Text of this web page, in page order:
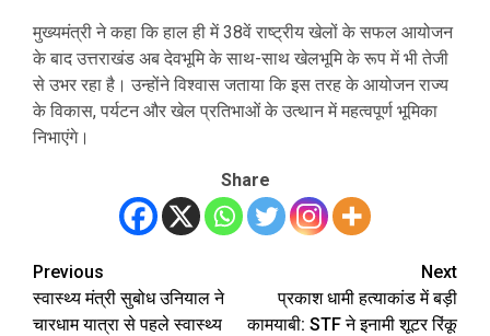
मुख्यमंत्री ने कहा कि हाल ही में 38वें राष्ट्रीय खेलों के सफल आयोजन
के बाद उत्तराखंड अब देवभूमि के साथ-साथ खेलभूमि के रूप में भी तेजी
से उभर रहा है। उन्होंने विश्वास जताया कि इस तरह के आयोजन राज्य
के विकास, पर्यटन और खेल प्रतिभाओं के उत्थान में महत्वपूर्ण भूमिका
निभाएंगे।
Share
Post
navigation
Previous
स्वास्थ्य मंत्री सुबोध उनियाल ने
चारधाम यात्रा से पहले स्वास्थ्य
Next
प्रकाश धामी हत्याकांड में बड़ी
कामयाबी: STF ने इनामी शूटर रिंकू